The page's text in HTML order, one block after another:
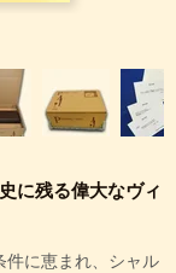
に残る偉大なヴィ
件に恵まれ、シャル